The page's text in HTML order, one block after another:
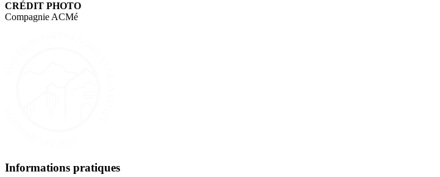
CRÉDIT PHOTO
Compagnie ACMé
Informations pratiques